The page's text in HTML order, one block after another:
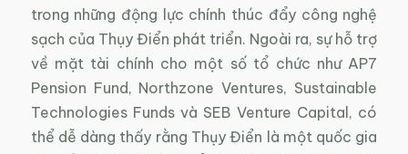
trong những động lực chính thúc đẩy công nghệ
sạch của Thụy Điển phát triển. Ngoài ra, sự hỗ trợ
về mặt tài chính cho một số tổ chức như AP7
Pension Fund, Northzone Ventures, Sustainable
Technologies Funds và SEB Venture Capital, có
thể dễ dàng thấy rằng Thụy Điển là một quốc gia